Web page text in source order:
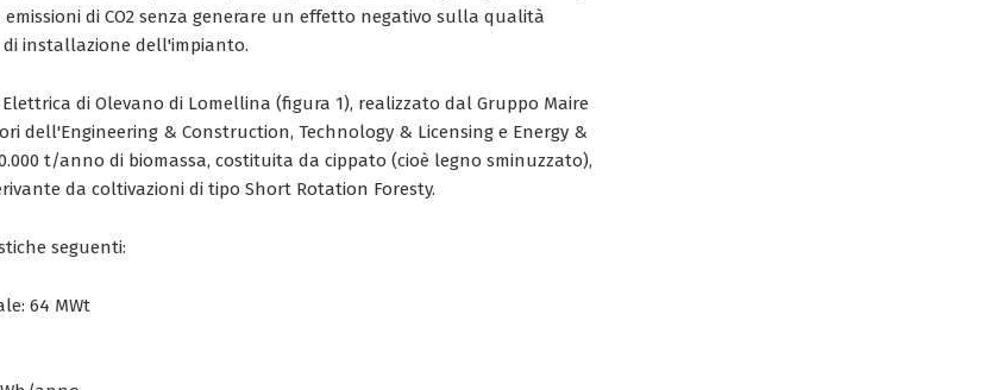
di CO2 senza generare un effetto negativo sulla qualità
installazione dell'impianto.
di Olevano di Lomellina (figura 1), realizzato dal Gruppo Maire
dell'Engineering & Construction, Technology & Licensing e Energy &
t/anno di biomassa, costituita da cippato (cioè legno sminuzzato),
da coltivazioni di tipo Short Rotation Foresty.
seguenti:
64 MWt